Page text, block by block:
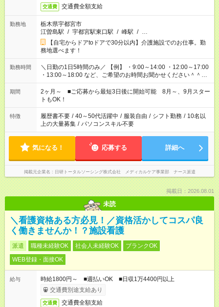
交通費 交通費全額支給
勤務地
栃木県宇都宮市
江曽島駅 / 宇都宮駅東口駅 / 峰駅 / …
【自宅からドアtoドアで30分以内】介護施設でのお仕事。勤
務地選べます！
勤務時間
＼日勤の1日5時間のみ／ 【例】 ・9:00～14:00 ・12:00～17:00
・13:00～18:00 など、ご希望のお時間お聞かせください＾＾
「家族とお休みを合わせたい」 「子どもの迎えに行きたい」
「できれば残業はしたくない」 など、ご希望があれば教えてく
ださいね。 ※Wワーク希望の方へ 今ご覧のお仕事で希望する勤
務時間と、もう1つのお仕事の勤務時間が 合計で週40時間を超
える場合は応募できません
期間
2ヶ月～ ■ご応募から最短3日後に開始可能 8月～、9月スター
トもOK！
特徴 履歴書不要 / 40～50代活躍中 / 服装自由 / シフト勤務 / 10名以
上の大量募集 / パソコンスキル不要
気になる！ 応募する 詳細へ
掲載元企業名 日研トータルソーシング株式会社 メディカルケア事業部 ナース派遣
掲載日：2026.08.01
未読
＼看護資格ある方必見！／資格活かしてコスパ良
く働きませんか！？施設看護
派遣 職種未経験OK 社会人未経験OK
ブランクOK
WEB登録・面接OK
給与
時給1800円～ ■週払いOK ■日収1万4400円以上
交通費別途支給あり
交通費 交通費全額支給